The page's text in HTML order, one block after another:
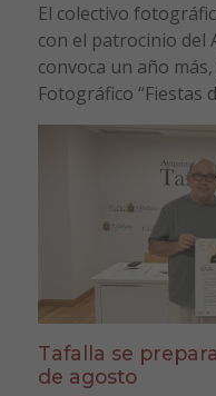
El colectivo
con el patrocinio del
convoca un año
Fotográfico “Fiestas
Tafalla se
de agosto